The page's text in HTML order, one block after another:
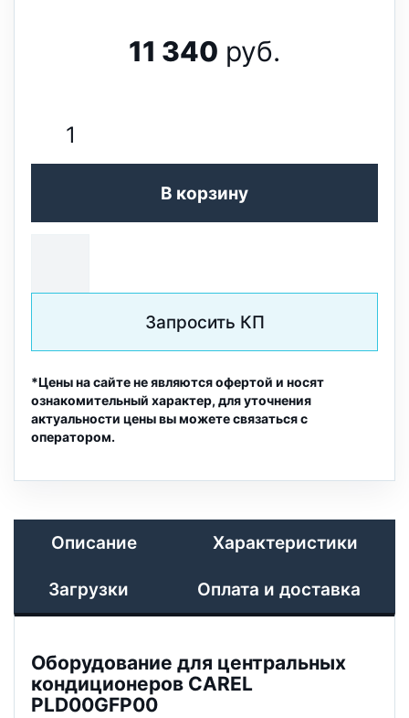
11 340 руб.
В корзину
Запросить КП
*Цены на сайте не являются офертой и носят
ознакомительный характер, для уточнения
актуальности цены вы можете связаться с
оператором.
Описание Характеристики
Загрузки Оплата и доставка
Оборудование для центральных
кондиционеров CAREL
PLD00GFP00